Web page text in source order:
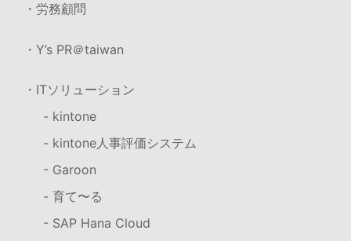
・労務顧問
・Y’s PR＠taiwan
・ITソリューション
- kintone
- kintone人事評価システム
- Garoon
- 育て〜る
- SAP Hana Cloud